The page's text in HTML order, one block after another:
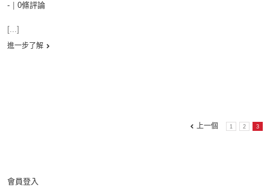
-
0條評論
[...]
進一步了解
上一個 1 2 3
會員登入